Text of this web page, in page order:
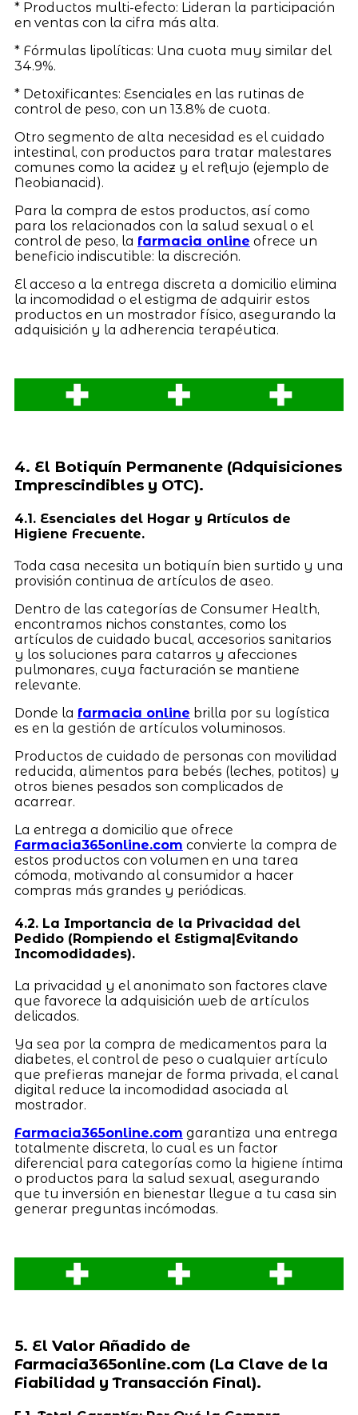
* Productos multi-efecto: Lideran la participación
en ventas con la cifra más alta.
* Fórmulas lipolíticas: Una cuota muy similar del
34.9%.
* Detoxificantes: Esenciales en las rutinas de
control de peso, con un 13.8% de cuota.
Otro segmento de alta necesidad es el cuidado
intestinal, con productos para tratar malestares
comunes como la acidez y el reflujo (ejemplo de
Neobianacid).
Para la compra de estos productos, así como
para los relacionados con la salud sexual o el
control de peso, la farmacia online ofrece un
beneficio indiscutible: la discreción.
El acceso a la entrega discreta a domicilio elimina
la incomodidad o el estigma de adquirir estos
productos en un mostrador físico, asegurando la
adquisición y la adherencia terapéutica.
4. El Botiquín Permanente (Adquisiciones
Imprescindibles y OTC).
4.1. Esenciales del Hogar y Artículos de
Higiene Frecuente.
Toda casa necesita un botiquín bien surtido y una
provisión continua de artículos de aseo.
Dentro de las categorías de Consumer Health,
encontramos nichos constantes, como los
artículos de cuidado bucal, accesorios sanitarios
y los soluciones para catarros y afecciones
pulmonares, cuya facturación se mantiene
relevante.
Donde la farmacia online brilla por su logística
es en la gestión de artículos voluminosos.
Productos de cuidado de personas con movilidad
reducida, alimentos para bebés (leches, potitos) y
otros bienes pesados son complicados de
acarrear.
La entrega a domicilio que ofrece
Farmacia365online.com convierte la compra de
estos productos con volumen en una tarea
cómoda, motivando al consumidor a hacer
compras más grandes y periódicas.
4.2. La Importancia de la Privacidad del
Pedido (Rompiendo el Estigma|Evitando
Incomodidades).
La privacidad y el anonimato son factores clave
que favorece la adquisición web de artículos
delicados.
Ya sea por la compra de medicamentos para la
diabetes, el control de peso o cualquier artículo
que prefieras manejar de forma privada, el canal
digital reduce la incomodidad asociada al
mostrador.
Farmacia365online.com garantiza una entrega
totalmente discreta, lo cual es un factor
diferencial para categorías como la higiene íntima
o productos para la salud sexual, asegurando
que tu inversión en bienestar llegue a tu casa sin
generar preguntas incómodas.
5. El Valor Añadido de
Farmacia365online.com (La Clave de la
Fiabilidad y Transacción Final).